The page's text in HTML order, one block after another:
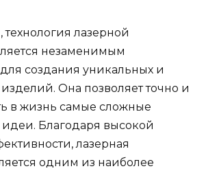
лазерной
незаменимым
создания уникальных и
Она позволяет точно и
в жизнь самые сложные
Благодаря высокой
лазерная
одним из наиболее